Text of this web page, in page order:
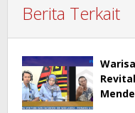
Berita Terkait